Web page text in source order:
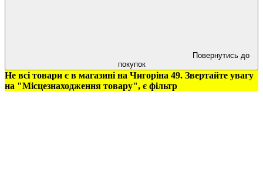
Повернутись до
покупок
Не всі товари є в магазині на Чигоріна 49. Звертайте увагу
на "Місцезнаходження товару", є фільтр